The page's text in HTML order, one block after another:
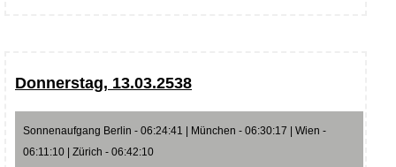
Donnerstag, 13.03.2538
Sonnenaufgang Berlin - 06:24:41 | München - 06:30:17 | Wien -
06:11:10 | Zürich - 06:42:10